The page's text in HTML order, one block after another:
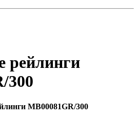
рейлинги
300
MB00081GR/300